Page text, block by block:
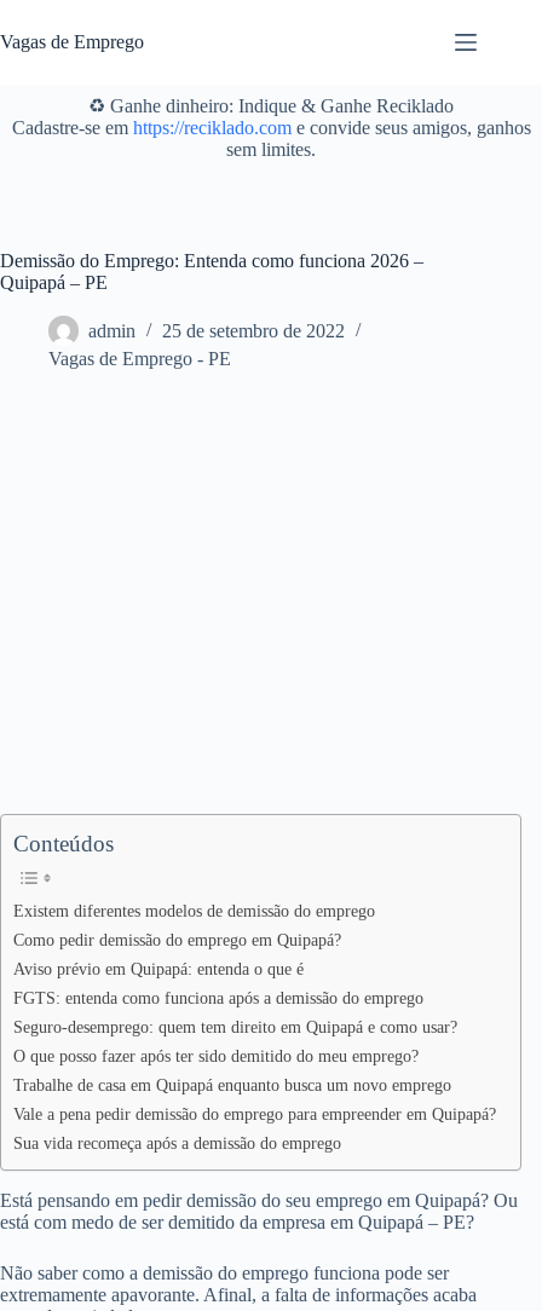
para
o
Vagas de Emprego
♻️ Ganhe dinheiro: Indique & Ganhe Reciklado
Cadastre-se em https://reciklado.come convide seus amigos, ganhos
sem limites.
Demissão do Emprego: Entenda como funciona 2026 –
Quipapá – PE
admin
25 de setembro de 2022
Vagas de Emprego - PE
Conteúdos
Existem diferentes modelos de demissão do emprego
Como pedir demissão do emprego em Quipapá?
Aviso prévio em Quipapá: entenda o que é
FGTS: entenda como funciona após a demissão do emprego
Seguro-desemprego: quem tem direito em Quipapá e como usar?
O que posso fazer após ter sido demitido do meu emprego?
Trabalhe de casa em Quipapá enquanto busca um novo emprego
Vale a pena pedir demissão do emprego para empreender em Quipapá?
Sua vida recomeça após a demissão do emprego
Está pensando em pedir demissão do seu emprego em Quipapá? Ou
está com medo de ser demitido da empresa em Quipapá – PE?
Não saber como a demissão do emprego funciona pode ser
extremamente apavorante. Afinal, a falta de informações acaba